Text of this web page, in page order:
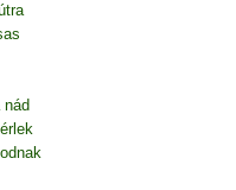
nád